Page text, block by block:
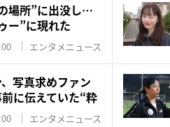
場所”に出没し…
ー”に現れた
エンタメニュース
写真求めファン
に伝えていた“粋
エンタメニュース